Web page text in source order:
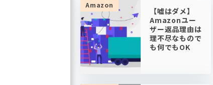
Amazon
【嘘はダメ】
Amazonユー
ザー返品理由は
理不尽なもので
も何でもOK